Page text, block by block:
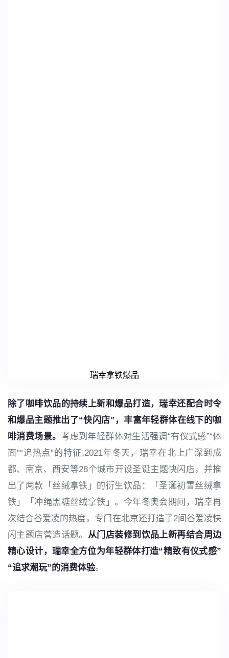
瑞幸拿铁爆品
除了咖啡饮品的持续上新和爆品打造，瑞幸还配合时令
和爆品主题推出了“快闪店”，丰富年轻群体在线下的咖
啡消费场景。 考虑到年轻群体对生活强调“有仪式感”“体
面”“追热点”的特征,2021年冬天，瑞幸在北上广深到成
都、南京、西安等28个城市开设圣诞主题快闪店，并推
出了两款「丝绒拿铁」的衍生饮品：「圣诞初雪丝绒拿
铁」「冲绳黑糖丝绒拿铁」。今年冬奥会期间，瑞幸再
次结合谷爱凌的热度，专门在北京还打造了2间谷爱凌快
闪主题店营造话题。 从门店装修到饮品上新再结合周边
精心设计，瑞幸全方位为年轻群体打造“精致有仪式感”
“追求潮玩”的消费体验。